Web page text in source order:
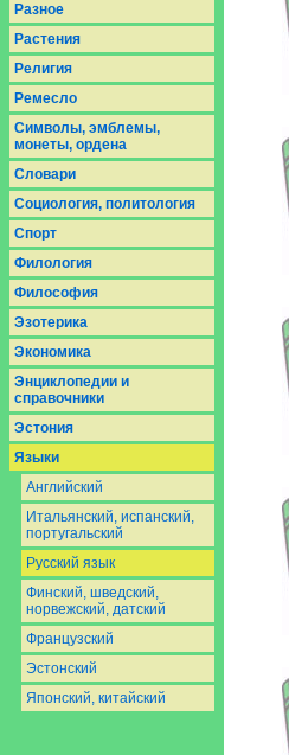
Разное
Растения
Религия
Ремесло
Символы, эмблемы,
монеты, ордена
Словари
Социология, политология
Спорт
Филология
Философия
Эзотерика
Экономика
Энциклопедии и
справочники
Эстония
Языки
Английский
Итальянский, испанский,
португальский
Русский язык
Финский, шведский,
норвежский, датский
Французский
Эстонский
Японский, китайский